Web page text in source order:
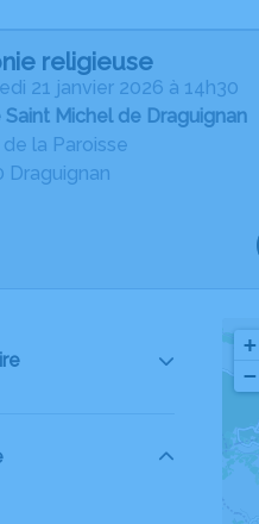
religieuse
21 janvier 2026 à 14h30
Saint Michel de Draguignan
la Paroisse
Draguignan
+
−